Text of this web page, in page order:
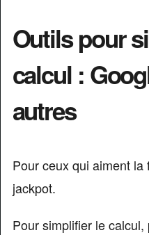
Outils pour
calcul :
autres
Pour ceux qui aiment la
jackpot.
Pour simplifier le calcul,